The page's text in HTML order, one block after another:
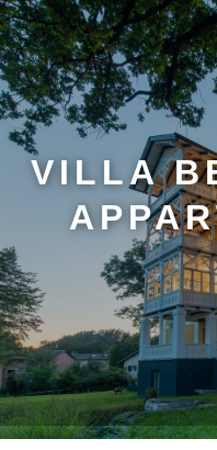
VILLA